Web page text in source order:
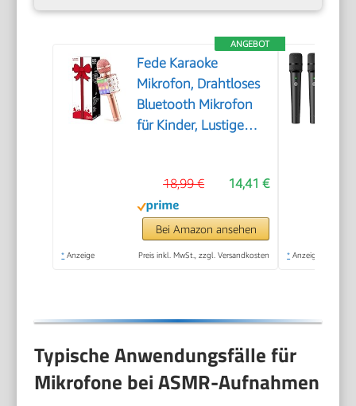
ANGEBOT
Fede Karaoke
Mikrofon, Drahtloses
Bluetooth Mikrofon
für Kinder, Lustige
Mädchen Jungen,
Tragbares KTV
Lautsprecher
Recorder für
14,41 €
18,99 €
Bei Amazon ansehen
* Anzeige Preis inkl. MwSt., zzgl. Versandkosten * Anzeige
Typische Anwendungsfälle für
Mikrofone bei ASMR-Aufnahmen